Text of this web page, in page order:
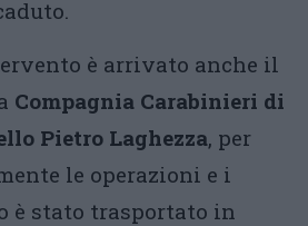
è arrivato anche il
Compagnia Carabinieri di
Pietro Laghezza, per
le operazioni e i
è stato trasportato in